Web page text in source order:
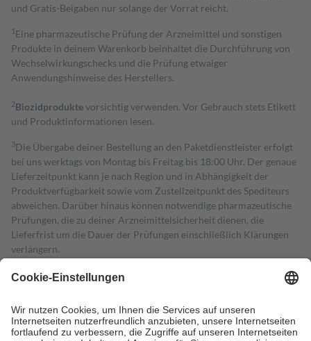
und Gratis-Beigaben nur solange der Vorrat reicht.
1 Eine pharmazeutische Prüfung der Arzneimittel und sonstigen
Produkte in deinem Warenkorb beinhaltet die Durchführung von
Wechselwirkungschecks und die Prüfung etwaiger
Anwendungshinweise des Herstellers.
2Biozidproduktevorsichtig verwenden. Vor Gebrauch stets Etikett
und Produktinformationen lesen.
3Die Übergabe deiner Bestellung an den Paketdienstleister erfolgt
bei uns werktags von Montag bis Freitag bis 18:00 Uhr. Der genaue
Lieferzeitpunkt kann je nach Region und in Abhängigkeit der
Produktverfügbarkeit sowie vom Zustellzeitpunkt des Spediteurs
abweichen. Darüber hinaus können notwendige pharmazeutische
Prüfungen, die zu deiner Arzneimittelsicherheit dienen, die
Lieferfrist um die Dauer der Prüfungen einschließlich Klärungen
verlängern.
4Für verschreibungspflichtige Medikamente stellt der Arzt ein
gesetzliche Krankenversicherung übernimmt in der Regel die
Kosten dafür, der Versicherte trägt einen Teil davon als Zuzahlung
mit.